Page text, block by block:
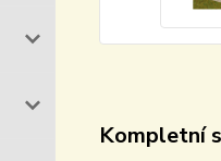
Kompletní